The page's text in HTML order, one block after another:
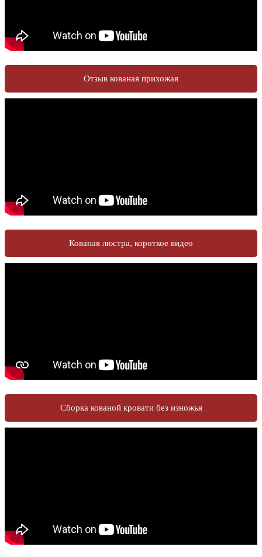
Отзыв кованая прихожая
Кованая люстра, короткое видео
Сборка кованой кровати без изножья